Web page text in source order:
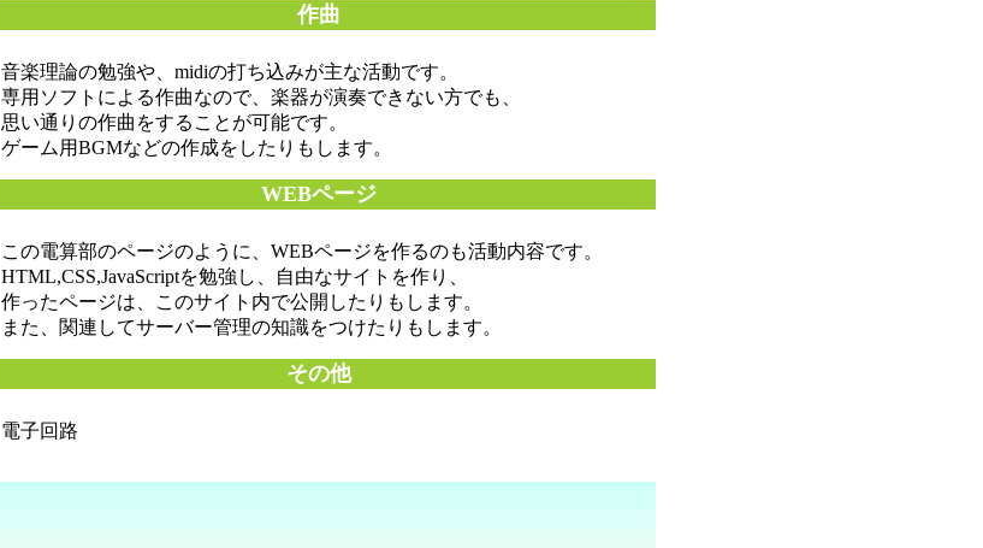
作曲
音楽理論の勉強や、midiの打ち込みが主な活動です。
専用ソフトによる作曲なので、楽器が演奏できない方でも、
思い通りの作曲をすることが可能です。
ゲーム用BGMなどの作成をしたりもします。
WEBページ
この電算部のページのように、WEBページを作るのも活動内容です。
HTML,CSS,JavaScriptを勉強し、自由なサイトを作り、
作ったページは、このサイト内で公開したりもします。
また、関連してサーバー管理の知識をつけたりもします。
その他
電子回路